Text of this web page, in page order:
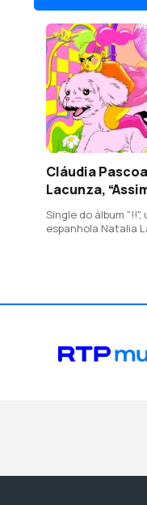
Cláudia
Lacunza,
Single do álbum
espanhola Natalia